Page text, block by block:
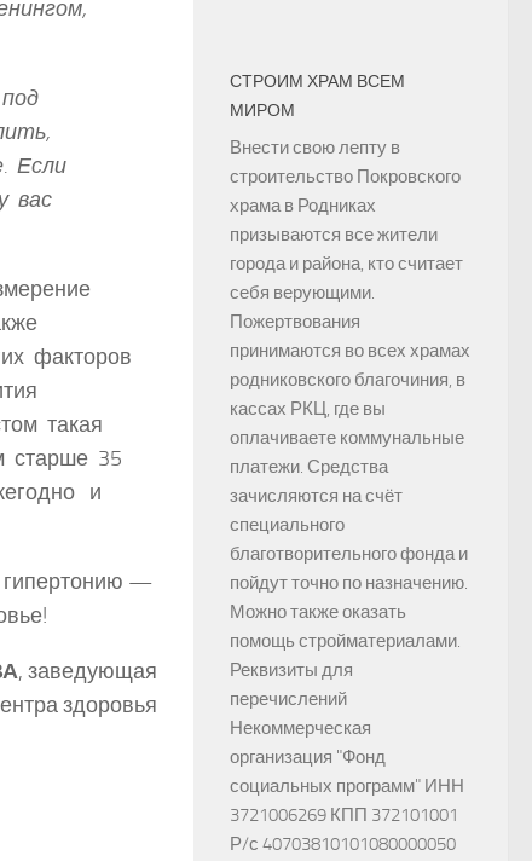
Если
вас
факторов
такая
старше 35
и
гипертонию —
, заведующая
здоровья
СТРОИМ ХРАМ ВСЕМ
МИРОМ
Внести свою лепту в
строительство Покровского
храма в Родниках
призываются все жители
города и района, кто считает
себя верующими.
Пожертвования
принимаются во всех храмах
родниковского благочиния, в
кассах РКЦ, где вы
оплачиваете коммунальные
платежи. Средства
зачисляются на счёт
специального
благотворительного фонда и
пойдут точно по назначению.
Можно также оказать
помощь стройматериалами.
Реквизиты для
перечислений
Некоммерческая
организация "Фонд
социальных программ" ИНН
3721006269 КПП 372101001
Р/с 40703810101080000050